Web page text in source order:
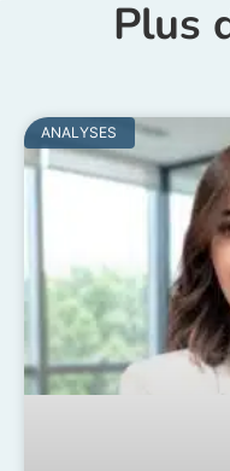
Plus
ANALYSES